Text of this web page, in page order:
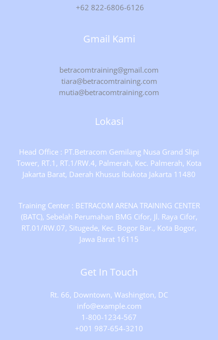
+62 822-6806-6126
Gmail Kami
betracomtraining@gmail.com
tiara@betracomtraining.com
mutia@betracomtraining.com
Lokasi
Head Office : PT.Betracom Gemilang Nusa Grand Slipi
Tower, RT.1, RT.1/RW.4, Palmerah, Kec. Palmerah, Kota
Jakarta Barat, Daerah Khusus Ibukota Jakarta 11480
Training Center : BETRACOM ARENA TRAINING CENTER
(BATC), Sebelah Perumahan BMG Cifor, Jl. Raya Cifor,
RT.01/RW.07, Situgede, Kec. Bogor Bar., Kota Bogor,
Jawa Barat 16115
Get In Touch
Rt. 66, Downtown, Washington, DC
info@example.com​
1-800-1234-567
+001 987-654-3210